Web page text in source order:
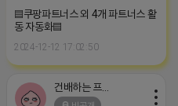
▤쿠팡파트너스 외 4개 파트너스 활
동 자동화▤
2024-12-12 17:02:50
건배하는 프로도